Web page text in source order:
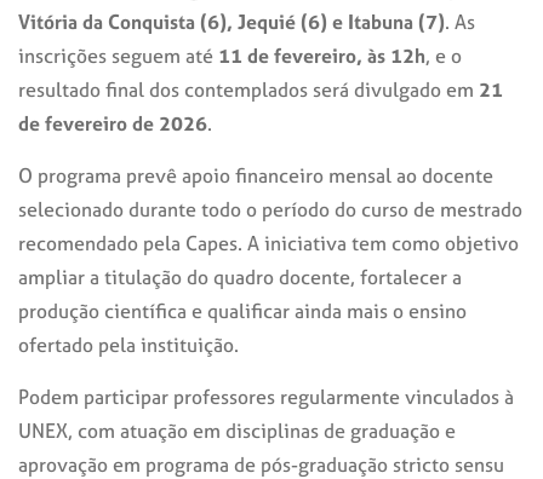
Vitória da Conquista (6), Jequié (6) e Itabuna (7). As
inscrições seguem até 11 de fevereiro, às 12h, e o
resultado final dos contemplados será divulgado em 21
de fevereiro de 2026.
O programa prevê apoio financeiro mensal ao docente
selecionado durante todo o período do curso de mestrado
recomendado pela Capes. A iniciativa tem como objetivo
ampliar a titulação do quadro docente, fortalecer a
produção científica e qualificar ainda mais o ensino
ofertado pela instituição.
Podem participar professores regularmente vinculados à
UNEX, com atuação em disciplinas de graduação e
aprovação em programa de pós-graduação stricto sensu